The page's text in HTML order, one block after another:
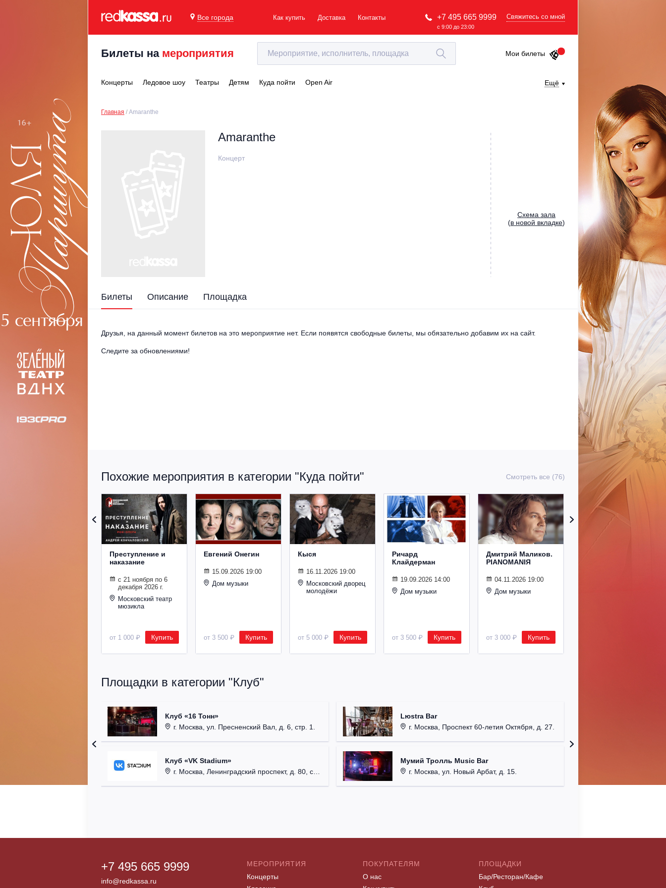
Все города Как купить Доставка Контакты +7 495 665 9999
с 9:00 до 23:00
Свяжитесь со мной
Билеты на мероприятия Мои билеты
Концерты Ледовое шоу Театры Детям Куда пойти Open Air Ещё
Главная Amaranthe
Amaranthe
Концерт
Cхема зала
(в новой вкладке)
Билеты Описание Площадка
Друзья, на данный момент билетов на это мероприятие нет. Если появятся свободные билеты, мы обязательно добавим их на сайт.
Следите за обновлениями!
Похожие мероприятия в категории "Куда пойти" Смотреть все (76)
Преступление и
наказание
с 21 ноября по 6
декабря 2026 г.
Московский театр
мюзикла
от 1 000 ₽ Купить
Евгений Онегин
15.09.2026 19:00
Дом музыки
от 3 500 ₽ Купить
Кыся
16.11.2026 19:00
Московский дворец
молодёжи
от 5 000 ₽ Купить
Ричард
Клайдерман
19.09.2026 14:00
Дом музыки
от 3 500 ₽ Купить
Дмитрий Маликов.
PIANOMANIЯ
04.11.2026 19:00
Дом музыки
от 3 000 ₽ Купить
Площадки в категории "Клуб"
Клуб «16 Тонн»
г. Москва, ул. Пресненский Вал, д. 6, стр. 1.
Клуб «VK Stadium»
г. Москва, Ленинградский проспект, д. 80, стр. 17.
Lюstra Bar
г. Москва, Проспект 60-летия Октября, д. 27.
Мумий Тролль Music Bar
г. Москва, ул. Новый Арбат, д. 15.
+7 495 665 9999
info@redkassa.ru
МЕРОПРИЯТИЯ
Концерты
ПОКУПАТЕЛЯМ
О нас
ПЛОЩАДКИ
Бар/Ресторан/Кафе